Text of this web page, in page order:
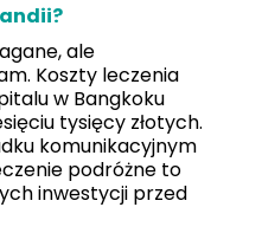
ale
Koszty leczenia
w Bangkoku
tysięcy złotych.
komunikacyjnym
podróżne to
inwestycji przed